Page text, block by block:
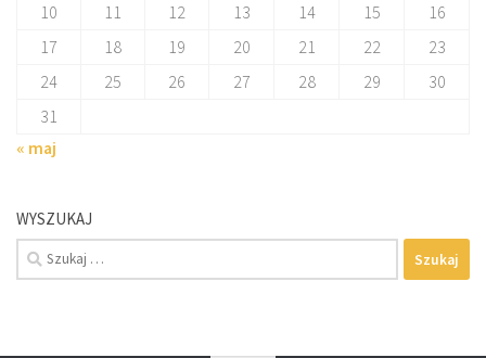
10
11 12 13 14 15
16
17
18 19 20 21 22
23
24
25 26 27 28 29
30
31
« maj
WYSZUKAJ
Szukaj: